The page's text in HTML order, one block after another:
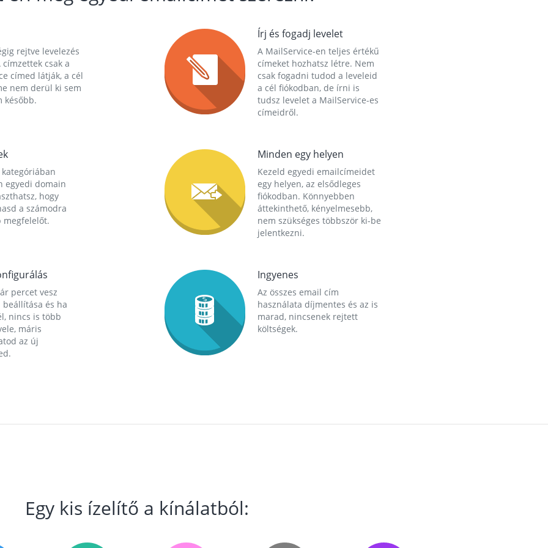
rejtve levelezés
címzettek csak a
címed látják, a cél
nem derül ki sem
később.
Írj és fogadj levelet
A MailService-en teljes értékű
címeket hozhatsz létre. Nem
csak fogadni tudod a leveleid
a cél fiókodban, de írni is
tudsz levelet a MailService-es
címeidről.
egyedi domain
hogy
a számodra
megfelelőt.
Minden egy helyen
Kezeld egyedi emailcímeidet
egy helyen, az elsődleges
fiókodban. Könnyebben
áttekinthető, kényelmesebb,
nem szükséges többször ki-be
jelentkezni.
percet vesz
beállítása és ha
nincs is több
máris
az új
Ingyenes
Az összes email cím
használata díjmentes és az is
marad, nincsenek rejtett
költségek.
Egy kis ízelítő a kínálatból: